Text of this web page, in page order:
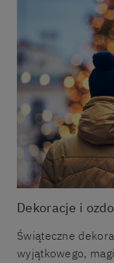
Dekoracje i
Świąteczne
wyjątkowego,